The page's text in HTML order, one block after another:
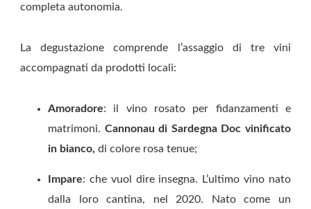
completa autonomia.
La degustazione comprende l’assaggio di tre vini
accompagnati da prodotti locali:
Amoradore: il vino rosato per fidanzamenti e
matrimoni. Cannonau di Sardegna Doc vinificato
in bianco, di colore rosa tenue;
Impare: che vuol dire insegna. L’ultimo vino nato
dalla loro cantina, nel 2020. Nato come un